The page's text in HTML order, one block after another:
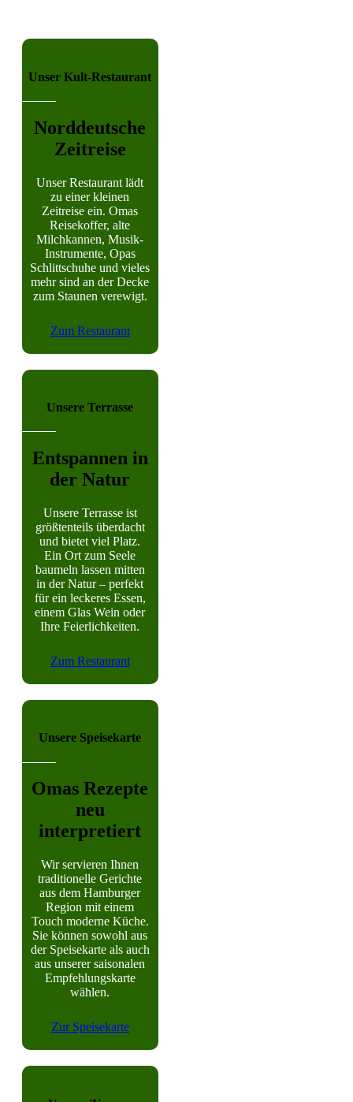
Unser Kult-Restaurant
Norddeutsche
Zeitreise
Unser Restaurant lädt
zu einer kleinen
Zeitreise ein. Omas
Reisekoffer, alte
Milchkannen, Musik-
Instrumente, Opas
Schlittschuhe und vieles
mehr sind an der Decke
zum Staunen verewigt.
Zum Restaurant
Unsere Terrasse
Entspannen in
der Natur
Unsere Terrasse ist
größtenteils überdacht
und bietet viel Platz.
Ein Ort zum Seele
baumeln lassen mitten
in der Natur – perfekt
für ein leckeres Essen,
einem Glas Wein oder
Ihre Feierlichkeiten.
Zum Restaurant
Unsere Speisekarte
Omas Rezepte
neu
interpretiert
Wir servieren Ihnen
traditionelle Gerichte
aus dem Hamburger
Region mit einem
Touch moderne Küche.
Sie können sowohl aus
der Speisekarte als auch
aus unserer saisonalen
Empfehlungskarte
wählen.
Zur Speisekarte